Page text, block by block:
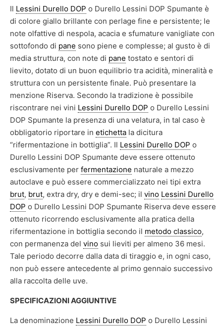
Il Lessini Durello DOP o Durello Lessini DOP Spumante è
di colore giallo brillante con perlage fine e persistente; le
note olfattive di nespola, acacia e sfumature vanigliate con
sottofondo di pane sono piene e complesse; al gusto è di
media struttura, con note di pane tostato e sentori di
lievito, dotato di un buon equilibrio tra acidità, mineralità e
struttura con un persistente finale. Può presentare la
menzione Riserva. Secondo la tradizione è possibile
riscontrare nei vini Lessini Durello DOP o Durello Lessini
DOP Spumante la presenza di una velatura, in tal caso è
obbligatorio riportare in etichetta la dicitura
“rifermentazione in bottiglia”. Il Lessini Durello DOP o
Durello Lessini DOP Spumante deve essere ottenuto
esclusivamente per fermentazione naturale a mezzo
autoclave e può essere commercializzato nei tipi extra
brut, brut, extra dry, dry e demi-sec; il vino Lessini Durello
DOP o Durello Lessini DOP Spumante Riserva deve essere
ottenuto ricorrendo esclusivamente alla pratica della
rifermentazione in bottiglia secondo il metodo classico,
con permanenza del vino sui lieviti per almeno 36 mesi.
Tale periodo decorre dalla data di tiraggio e, in ogni caso,
non può essere antecedente al primo gennaio successivo
alla raccolta delle uve.
SPECIFICAZIONI AGGIUNTIVE
La denominazione Lessini Durello DOP o Durello Lessini